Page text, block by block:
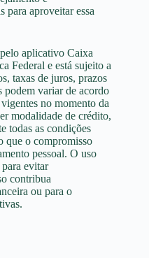
para aproveitar essa
aplicativo Caixa
Federal e está sujeito a
taxas de juros, prazos
podem variar de acordo
no momento da
modalidade de crédito,
todas as condições
que o compromisso
pessoal. O uso
evitar
contribua
ou para o